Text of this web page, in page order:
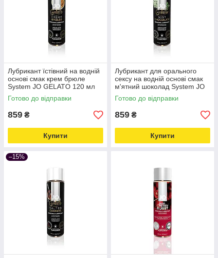
Лубрикант їстівний на водній
основі смак крем брюле
System JO GELATO 120 мл
Love&Life -online-multimarket-
Готово до відправки
859 ₴
Купити
Лубрикант для орального
сексу на водній основі смак
м'ятний шоколад System JO
GELATO 120 мл Love&Life -
online-multimarket-
Готово до відправки
859 ₴
Купити
–15%